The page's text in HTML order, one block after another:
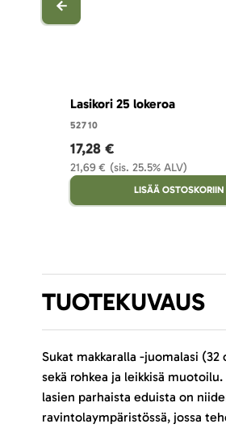
Lasikori 25 lokeroa
52710
(sis. 25.5% ALV)
21,69 €
17,28 €
LISÄÄ OSTOSKORIIN
TUOTEKUVAUS
Sukat makkaralla -juomalasi
sekä rohkea ja leikkisä
lasien parhaista eduista on
ravintolaympäristössä, jossa